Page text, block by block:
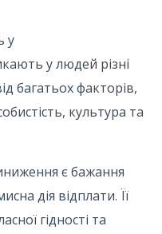
у
у людей різні
багатьох факторів,
культура та
є бажання
дія відплати. Її
гідності та